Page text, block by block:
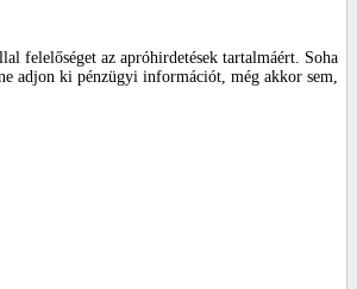
felelőséget az apróhirdetések tartalmáért. Soha
adjon ki pénzügyi információt, még akkor sem,